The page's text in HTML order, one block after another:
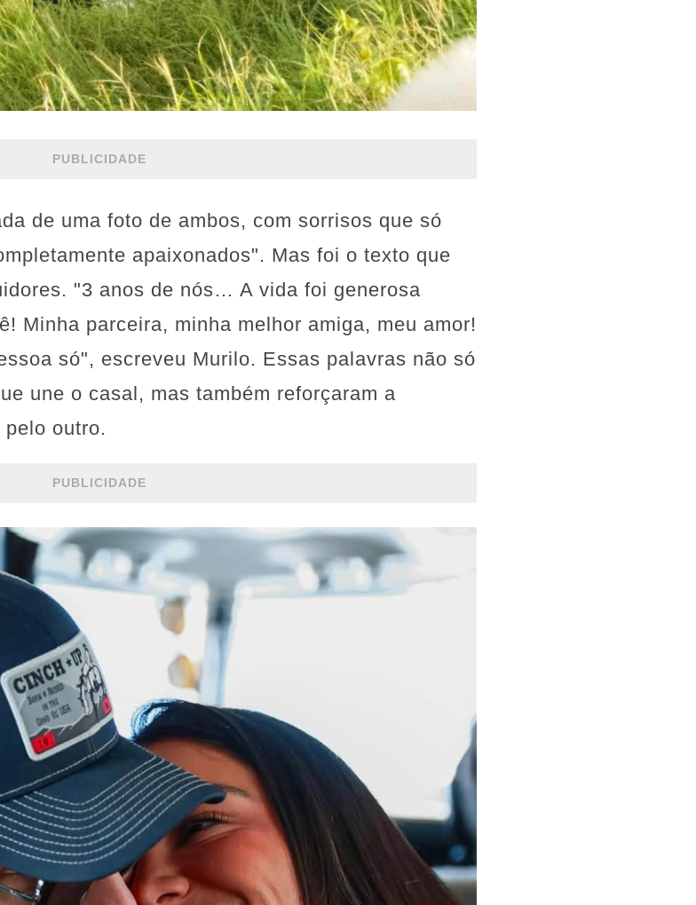
PUBLICIDADE
de uma foto de ambos, com sorrisos que só
apaixonados". Mas foi o texto que
"3 anos de nós… A vida foi generosa
Minha parceira, minha melhor amiga, meu amor!
só", escreveu Murilo. Essas palavras não só
une o casal, mas também reforçaram a
outro.
PUBLICIDADE